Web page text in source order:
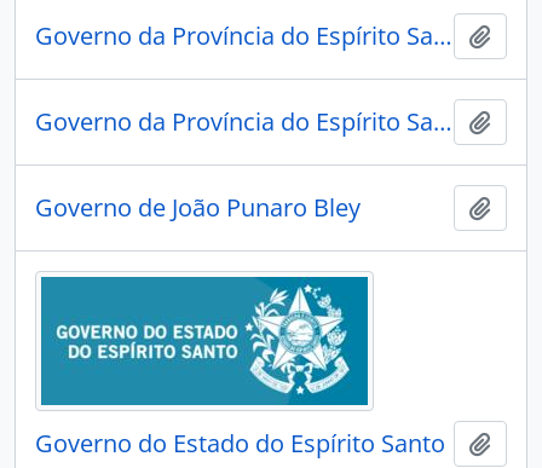
Governo da Província do Espírito Santo
Governo da Província do Espírito Santo
Governo de João Punaro Bley
Governo do Estado do Espírito Santo